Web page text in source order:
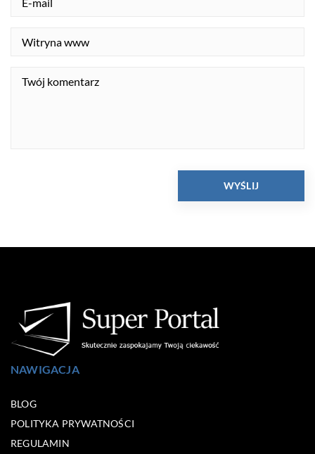
NAWIGACJA
BLOG
POLITYKA PRYWATNOŚCI
REGULAMIN